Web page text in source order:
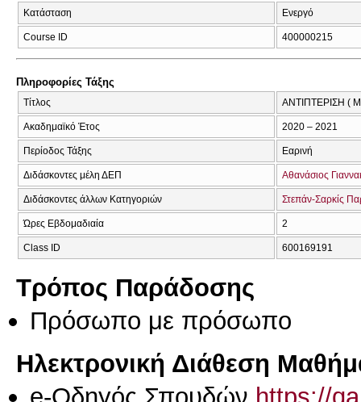
Κατάσταση Ενεργό
Course ID 400000215
Πληροφορίες Τάξης
Τίτλος ΑΝΤΙΠΤΕΡΙΣΗ (
Ακαδημαϊκό Έτος 2020 – 2021
Περίοδος Τάξης Εαρινή
Διδάσκοντες μέλη ΔΕΠ Αθανάσιος
Διδάσκοντες άλλων Κατηγοριών Στεπάν-Σαρκίς
Ώρες Εβδομαδιαία 2
Class ID 600169191
Τρόπος Παράδοσης
Πρόσωπο με πρόσωπο
Ηλεκτρονική Διάθεση